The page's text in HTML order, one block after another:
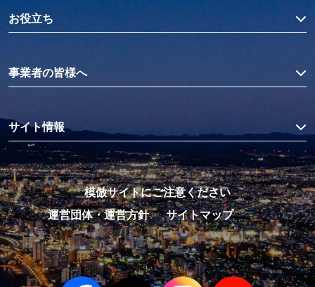
お役立ち
事業者の皆様へ
サイト情報
模倣サイトにご注意ください
運営団体・運営方針
サイトマップ